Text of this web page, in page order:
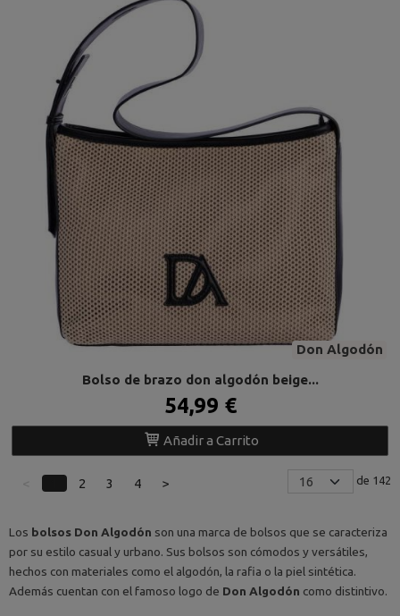
Don Algodón
Bolso de brazo don algodón beige...
54,99 €
Añadir a Carrito
2 3 4 > de 142
Los bolsos Don Algodón son una marca de bolsos que se caracteriza
por su estilo casual y urbano. Sus bolsos son cómodos y versátiles,
hechos con materiales como el algodón, la rafia o la piel sintética.
Además cuentan con el famoso logo de Don Algodón como distintivo.